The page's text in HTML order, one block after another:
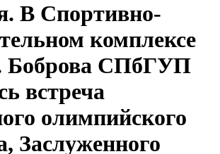
В Спортивно-
комплексе
СПбГУП
встреча
олимпийского
Заслуженного